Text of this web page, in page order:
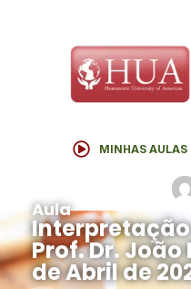
MINHAS AULAS
Aula
Interpretação
Prof. Dr. João
de Abril de